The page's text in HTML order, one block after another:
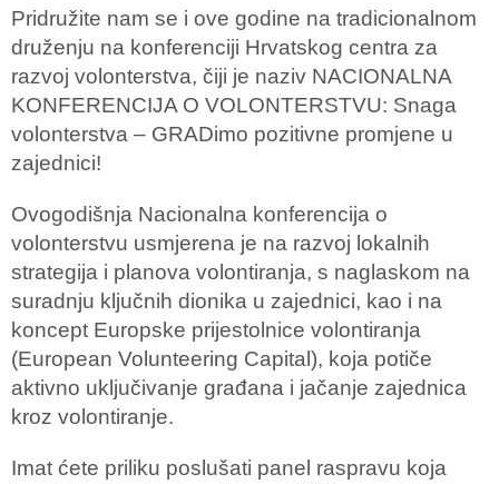
Pridružite nam se i ove godine na tradicionalnom
druženju na konferenciji Hrvatskog centra za
razvoj volonterstva, čiji je naziv NACIONALNA
KONFERENCIJA O VOLONTERSTVU: Snaga
volonterstva – GRADimo pozitivne promjene u
zajednici!
Ovogodišnja Nacionalna konferencija o
volonterstvu usmjerena je na razvoj lokalnih
strategija i planova volontiranja, s naglaskom na
suradnju ključnih dionika u zajednici, kao i na
koncept Europske prijestolnice volontiranja
(European Volunteering Capital), koja potiče
aktivno uključivanje građana i jačanje zajednica
kroz volontiranje.
Imat ćete priliku poslušati panel raspravu koja